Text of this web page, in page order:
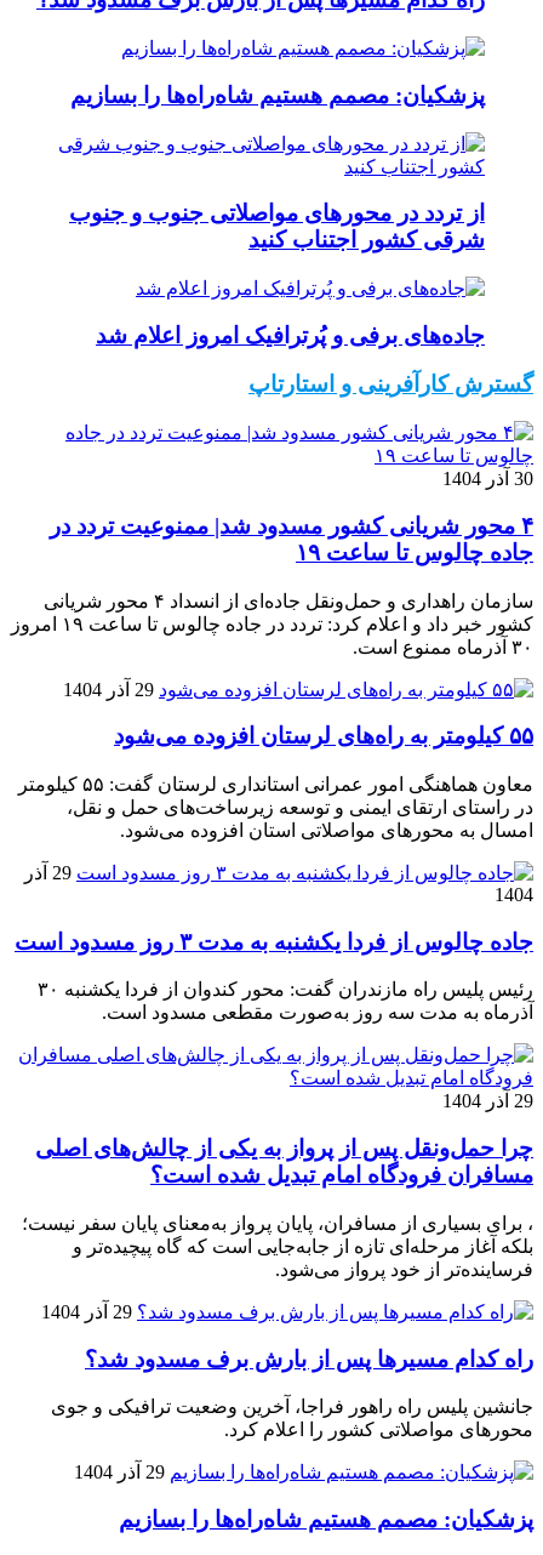
پزشکیان: مصمم هستیم شاه‌راه‌ها را بسازیم
از تردد در محورهای مواصلاتی جنوب و جنوب
شرقی کشور اجتناب کنید
جاده‌های برفی و پُرترافیک امروز اعلام شد
گسترش کارآفرینی و استارتاپ
30 آذر 1404
۴ محور شریانی کشور مسدود شد| ممنوعیت تردد در
جاده چالوس تا ساعت ۱۹
سازمان راهداری و حمل‌ونقل جاده‌ای از انسداد ۴ محور شریانی
کشور خبر داد و اعلام کرد: تردد در جاده چالوس تا ساعت ۱۹ امروز
۳۰ آذرماه ممنوع است.
29 آذر 1404
۵۵ کیلومتر به راه‌های لرستان افزوده می‌شود
معاون هماهنگی امور عمرانی استانداری لرستان گفت: ۵۵ کیلومتر
در راستای ارتقای ایمنی و توسعه زیرساخت‌های حمل و نقل،
امسال به محورهای مواصلاتی استان افزوده می‌شود.
29 آذر
1404
جاده چالوس از فردا یکشنبه به مدت ۳ روز مسدود است
رئیس پلیس راه مازندران گفت: محور کندوان از فردا یکشنبه ۳۰
آذرماه به مدت سه روز به‌صورت مقطعی مسدود است.
29 آذر 1404
چرا حمل‌ونقل پس از پرواز به یکی از چالش‌های اصلی
مسافران فرودگاه امام تبدیل شده است؟
، برای بسیاری از مسافران، پایان پرواز به‌معنای پایان سفر نیست؛
بلکه آغاز مرحله‌ای تازه از جابه‌جایی است که گاه پیچیده‌تر و
فرساینده‌تر از خود پرواز می‌شود.
29 آذر 1404
راه کدام مسیرها پس از بارش برف مسدود شد؟
جانشین پلیس راه راهور فراجا، آخرین وضعیت ترافیکی و جوی
محورهای مواصلاتی کشور را اعلام کرد.
29 آذر 1404
پزشکیان: مصمم هستیم شاه‌راه‌ها را بسازیم